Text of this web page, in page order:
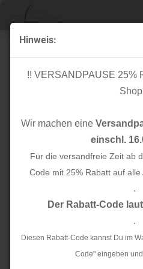
Hinweis:
!! VERSANDPAUSE 25%
Wir machen eine
einschl.
Für die versandfreie Zeit ab
Code mit 25% Rabatt auf alle
.
Der Rabatt-Code
.
Diesen Rabatt-Code kannst Du im
Code" eingeben
Easy Going - Hamburger
1
Bio Canvas - Panel -